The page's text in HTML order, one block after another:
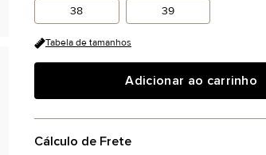
38 39
Tabela de tamanhos
Adicionar ao carrinho
Cálculo de Frete